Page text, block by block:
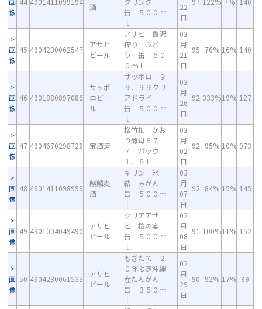
像
酒
缶 ５００ｍ
ｌ
22
日
画
像
45 4904230062547
アサヒ
ビール
アサヒ 贅沢
搾り ぶど
う 缶 ５０
０ｍｌ
03
月
21
日
95 76% 16% 140
画
像
46 4901880897086
サッポ
ロビー
ル
サッポロ ９
９．９９クリ
アドライ
缶 ５００ｍ
ｌ
03
月
26
日
92 333%19% 127
画
像
47 4904670298728 宝酒造
松竹梅 かお
り酵母８７
７ パック
１．８Ｌ
03
月
02
日
92 95% 10% 973
画
像
48 4901411098999
麒麟麦
酒
キリン 氷
結 みかん
缶 ５００ｍ
ｌ
03
月
07
日
92 84% 15% 145
画
像
49 4901004049490
アサヒ
ビール
クリアアサ
ヒ 桜の宴
缶 ５００ｍ
ｌ
02
月
08
日
91 100%11% 152
画
像
50 4904230061533
アサヒ
ビール
もぎたて ２
０年限定沖縄
産たんかん
缶 ３５０ｍ
ｌ
02
月
29
日
90 92% 17% 99